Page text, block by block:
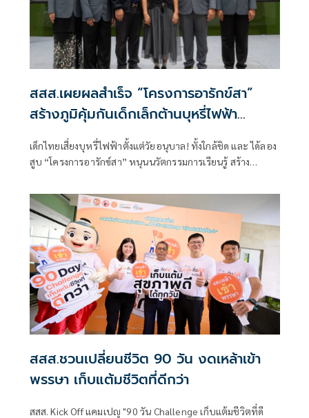
สสส.เผยผลสำเร็จ “โครงการอารักข์สา”
สร้างภูมิคุ้มกันเด็กเล็กต้านบุหรี่ไฟฟ้า
ครอบคลุม 70 จังหวัด
เด็กไทยเสี่ยงบุหรี่ไฟฟ้าตั้งแต่วัยอนุบาล! ทั้งใกล้ชิด และ ได้ลอง
สูบ “โครงการอารักข์สา” หนุนนวัตกรรมการเรียนรู้ สร้าง
เสี่ยงตั้งแต่วัยเยาว์
สสส.ชวนเปลี่ยนชีวิต 90 วัน งดเหล้าเข้า
พรรษา เก็บแต้มชีวิตที่ดีกว่า
สสส. Kick Off แคมเปญ "90 วัน Challenge เก็บแต้มชีวิตที่ดี